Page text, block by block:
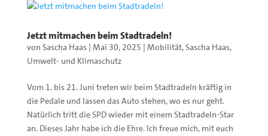
Jetzt mitmachen beim Stadtradeln!
von Sascha Haas| Mai 30, 2025 | Mobilität,Sascha Haas,
Umwelt- und Klimaschutz
Vom 1. bis 21. Juni treten wir beim Stadtradeln kräftig in
die Pedale und lassen das Auto stehen, wo es nur geht.
Natürlich tritt die SPD wieder mit einem Stadtradeln-Star
an. Dieses Jahr habe ich die Ehre. Ich freue mich, mit euch